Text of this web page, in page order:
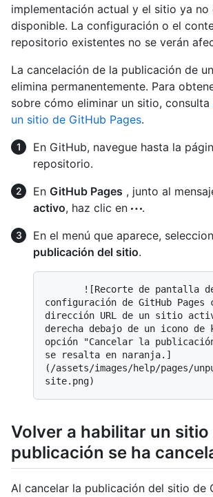
implementación actual y el sitio ya no
disponible. La configuración o el
repositorio existentes no se verán
La cancelación de la publicación de
elimina permanentemente. Para
sobre cómo eliminar un sitio, consulta
un sitio de GitHub Pages.
En GitHub, navegue hasta la
repositorio.
En GitHub Pages , junto al
activo, haz clic en
.
En el menú que aparece,
publicación del sitio.
configuración de GitHub Pages
dirección URL de un sitio
derecha debajo de un icono de
opción "Cancelar la
se resalta en naranja.]
(/assets/images/help/pages/
Volver a habilitar un sitio
publicación se ha
Al cancelar la publicación del sitio de